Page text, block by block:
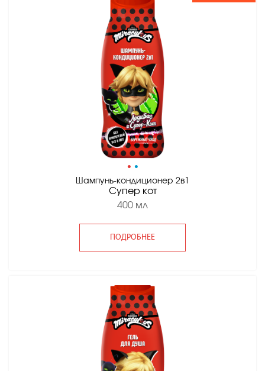
• •
Шампунь-кондиционер 2в1
Супер кот
400 мл
ПОДРОБНЕЕ